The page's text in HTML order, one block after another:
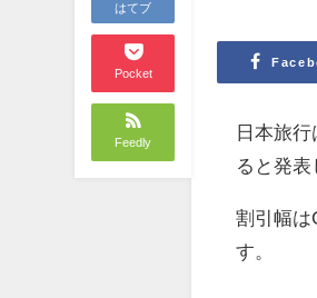
はてブ
Pocket
Feedly
日本旅
ると発表
割引幅は
す。